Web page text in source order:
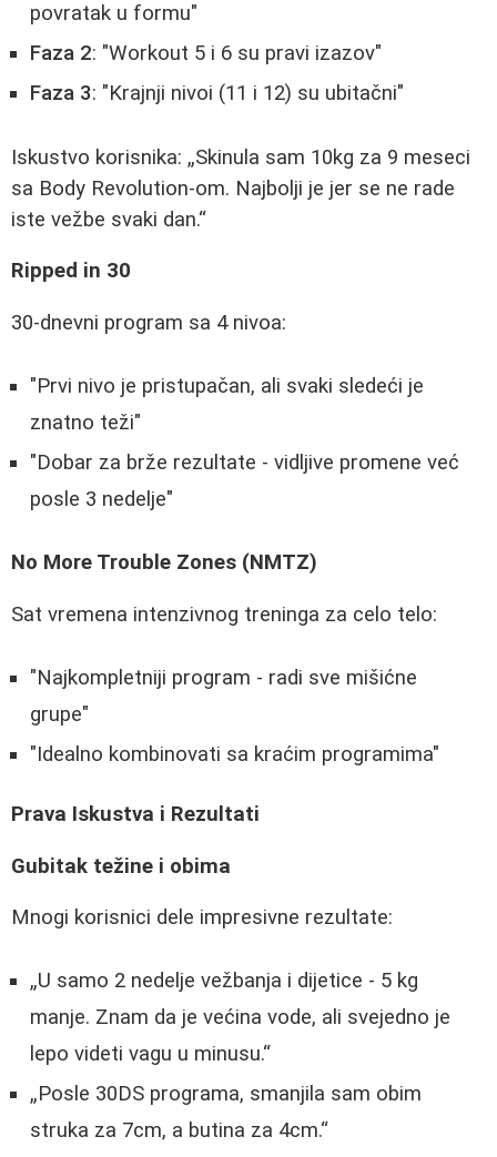
povratak u formu"
Faza 2: "Workout 5 i 6 su pravi izazov"
Faza 3: "Krajnji nivoi (11 i 12) su ubitačni"
Iskustvo korisnika:
Skinula sam 10kg za 9 meseci
sa Body Revolution-om. Najbolji je jer se ne rade
iste vežbe svaki dan.
Ripped in 30
30-dnevni program sa 4 nivoa:
"Prvi nivo je pristupačan, ali svaki sledeći je
znatno teži"
"Dobar za brže rezultate - vidljive promene već
posle 3 nedelje"
No More Trouble Zones (NMTZ)
Sat vremena intenzivnog treninga za celo telo:
"Najkompletniji program - radi sve mišićne
grupe"
"Idealno kombinovati sa kraćim programima"
Prava Iskustva i Rezultati
Gubitak težine i obima
Mnogi korisnici dele impresivne rezultate:
U samo 2 nedelje vežbanja i dijetice - 5 kg
manje. Znam da je većina vode, ali svejedno je
lepo videti vagu u minusu.
Posle 30DS programa, smanjila sam obim
struka za 7cm, a butina za 4cm.